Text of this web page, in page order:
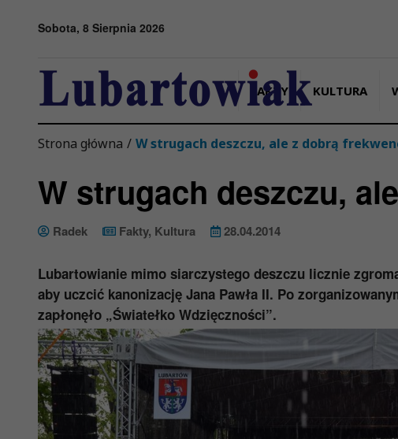
Sobota, 8 Sierpnia 2026
FAKTY KULTURA
Strona główna / W strugach deszczu, ale z dobrą
W strugach deszczu,
Radek Fakty, Kultura 28.04.2014
Lubartowianie mimo siarczystego deszczu licznie
aby uczcić kanonizację Jana Pawła II. Po
zapłonęło „Światełko Wdzięczności”.